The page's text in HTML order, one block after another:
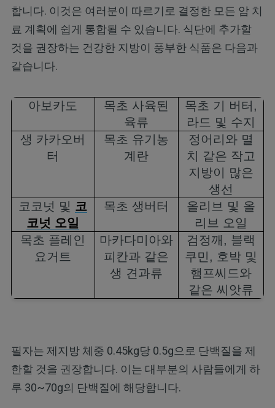
합니다. 이것은 여러분이 따르기로 결정한 모든 암 치
료 계획에 쉽게 통합될 수 있습니다. 식단에 추가할
것을 권장하는 건강한 지방이 풍부한 식품은 다음과
같습니다.
아보카도
목초 사육된
육류
목초 기 버터 ,
라드 및 수지
생 카카오버
터
목초 유기농
계란
정어리와 멸
치 같은 작고
지방이 많은
생선
코코넛 및 코
코넛 오일
목초 생버터
올리브 및 올
리브 오일
목초 플레인
요거트
마카다미아와
피칸과 같은
생 견과류
검정깨 , 블랙
쿠민 , 호박 및
햄프씨드와
같은 씨앗류
필자는 제지방 체중 0.45kg당 0.5g으로 단백질을 제
한할 것을 권장합니다. 이는 대부분의 사람들에게 하
루 30~70g의 단백질에 해당합니다.